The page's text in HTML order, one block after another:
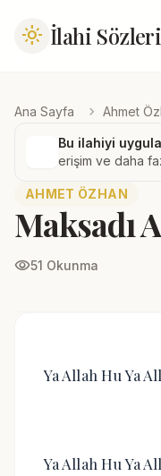
light_mode İlahi Sözleri
Ana Sayfa chevron_right Ahmet
Bu ilahiyi
erişim ve daha
AHMET ÖZHAN
Maksadı
visibility51 Okunma
Ya Allah Hu Ya
Ya Allah Hu Ya